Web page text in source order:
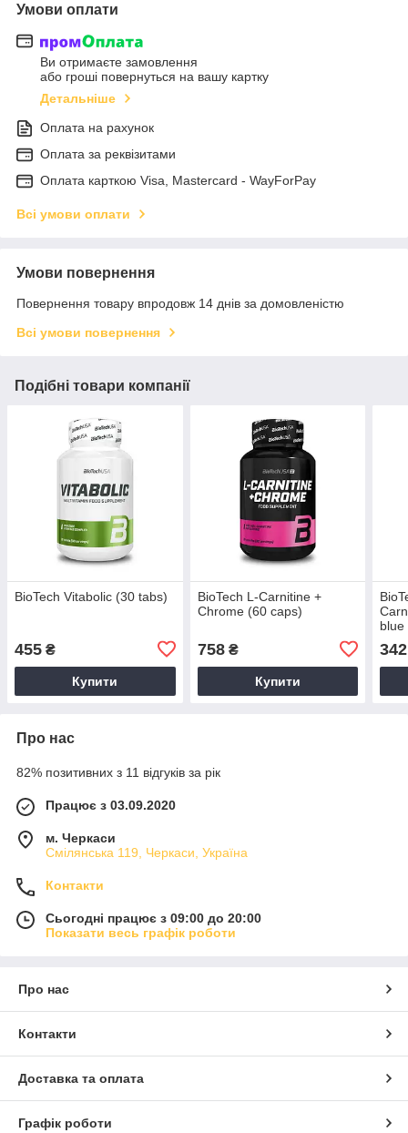
Умови оплати
Ви отримаєте замовлення
або гроші повернуться на вашу картку
Детальніше
Оплата на рахунок
Оплата за реквізитами
Оплата карткою Visa, Mastercard - WayForPay
Всі умови оплати
Умови повернення
Повернення товару впродовж 14 днів за домовленістю
Всі умови повернення
Подібні товари компанії
BioTech Vitabolic (30 tabs)
455 ₴
Купити
BioTech L-Carnitine +
Chrome (60 caps)
758₴
Купити
blue
342
Про нас
82% позитивних з 11 відгуків за рік
Працює з 03.09.2020
м. Черкаси
Смілянська 119, Черкаси, Україна
Контакти
Сьогодні працює з 09:00 до 20:00
Показати весь графік роботи
Про нас
Контакти
Доставка та оплата
Графік роботи